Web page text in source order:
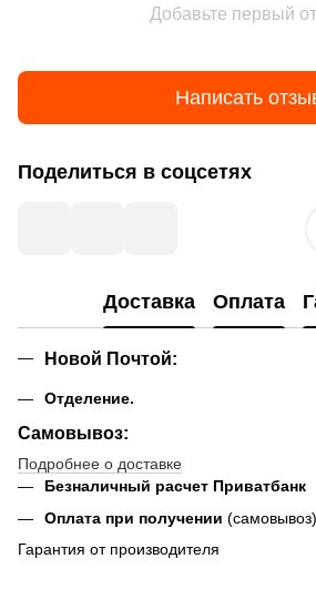
Добавьте первый
Написать
Поделиться в соцсетях
Доставка Оплата
Новой Почтой:
Отделение.
Самовывоз:
Подробнее о доставке
Безналичный расчет Приватбанк
Оплата при получении
Гарантия от производителя